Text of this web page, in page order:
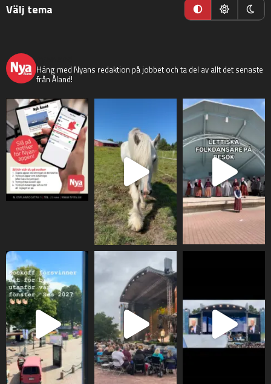
Välj tema
Häng med Nyans redaktion på jobbet och ta del av allt det senaste
från Åland!